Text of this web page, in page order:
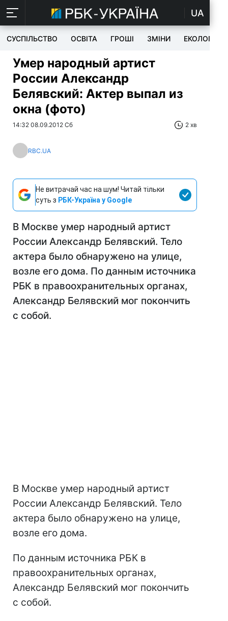
UA
СУСПІЛЬСТВО ОСВІТА ГРОШІ ЗМІНИ ЕКОЛОГІЯ
Умер народный артист
России Александр
Белявский: Актер выпал из
окна (фото)
14:32 08.09.2012 Сб 2 хв
RBC.UA
Не витрачай час на шум! Читай тільки
суть з РБК-Україна у Google
В Москве умер народный артист
России Александр Белявский. Тело
актера было обнаружено на улице,
возле его дома. По данным источника
РБК в правоохранительных органах,
Александр Белявский мог покончить
с собой.
В Москве умер народный артист
России Александр Белявский. Тело
актера было обнаружено на улице,
возле его дома.
По данным источника РБК в
правоохранительных органах,
Александр Белявский мог покончить
с собой.